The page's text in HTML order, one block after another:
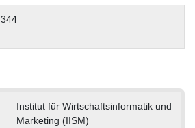
Institut für Wirtschaftsinformatik und
Marketing (IISM)